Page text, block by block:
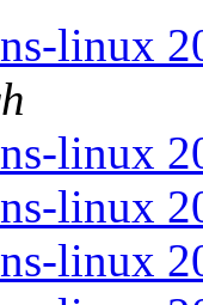
linux
linux
linux
linux